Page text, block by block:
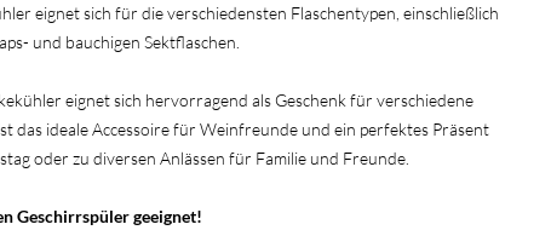
eignet sich für die verschiedensten Flaschentypen, einschließlich
und bauchigen Sektflaschen.
eignet sich hervorragend als Geschenk für verschiedene
das ideale Accessoire für Weinfreunde und ein perfektes Präsent
oder zu diversen Anlässen für Familie und Freunde.
Geschirrspüler geeignet!